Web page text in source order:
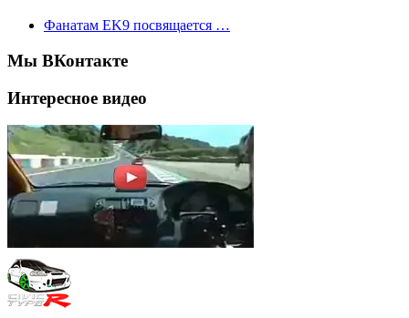
Фанатам EK9 посвящается …
Мы ВКонтакте
Интересное видео